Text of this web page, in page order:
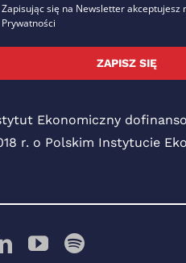
Zapisując się na Newsletter akceptujesz
Prywatności
ZAPISZ SIĘ
Ekonomiczny
r. o Polskim Instytucie